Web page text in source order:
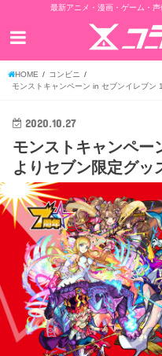
最新アニメ・漫画・ゲーム・
HOME
コンビニ
モンストキャンペーン in セブンイレブン
2020.10.27
モンストキャンペ
よりセブン限定グッ